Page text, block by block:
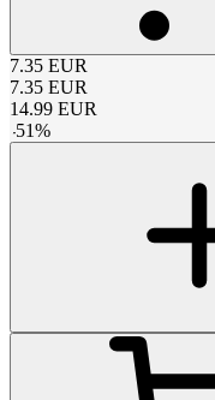
7.35 EUR
7.35 EUR
14.99 EUR
-51%